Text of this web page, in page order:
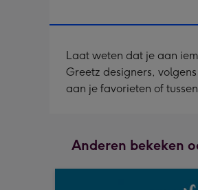
Laat weten dat je aan
Greetz designers,
aan je favorieten of
Anderen bekeken